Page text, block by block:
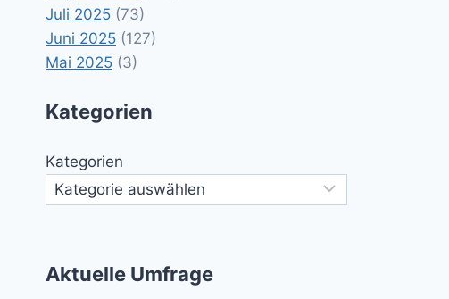
Juli 2025 (73)
Juni 2025 (127)
Mai 2025 (3)
Kategorien
Kategorien
Aktuelle Umfrage